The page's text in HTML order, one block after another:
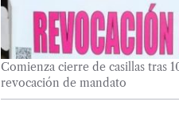
Comienza cierre de casillas tras
revocación de mandato